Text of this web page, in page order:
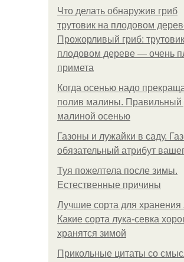
Что делать обнаружив гриб
трутовик на плодовом
Прожорливый гриб:
плодовом дереве — очень
примета
Когда осенью надо
полив малины. Правильный
малиной осенью
Газоны и лужайки в саду.
обязательный атрибут
Туя пожелтела после зимы.
Естественные причины
Лучшие сорта для хранения
Какие сорта лука-севка
хранятся зимой
Прикольные цитаты со